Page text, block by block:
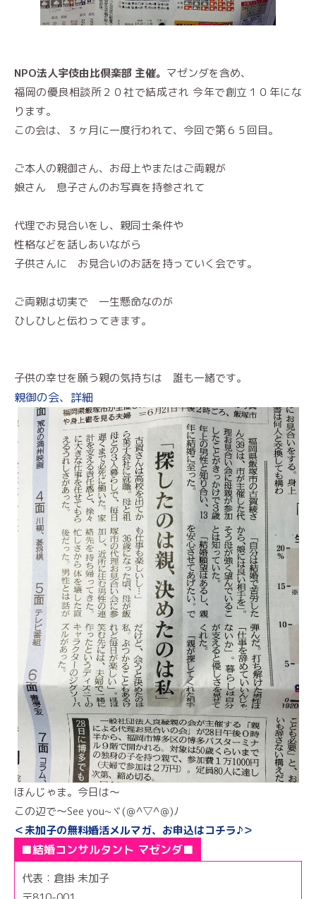
NPO法人宇伎由比倶楽部 主催。 マゼンダを含め、
福岡の優良相談所２０社で結成され 今年で創立１０年にな
ります。
この会は、３ヶ月に一度行われて、今回で第６５回目。
ご本人の親御さん、お母上やまたはご両親が
娘さん 息子さんのお写真を持参されて
代理でお見合いをし、親同士条件や
性格などを話しあいながら
子供さんに お見合いのお話を持っていく会です。
ご両親は切実で 一生懸命なのが
ひしひしと伝わってきます。
子供の幸せを願う親の気持ちは 誰も一緒です。
親御の会、詳細
ほんじゃま。今日は～
この辺で～See you~ヾ(＠^▽^＠)ﾉ
＜未加子の無料婚活メルマガ、お申込はコチラ♪＞
■結婚コンサルタント マゼンダ■
代表：倉掛 未加子